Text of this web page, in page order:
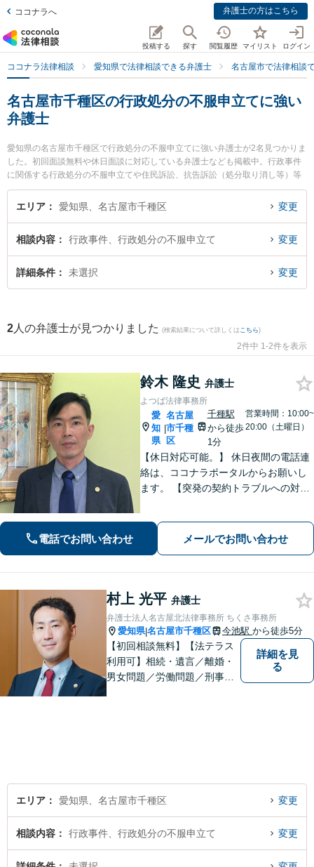
ココナラへ 弁護士の方はこちら
投稿する 探す 閲覧履歴 マイリスト ログイン
ココナラ法律相談 愛知県で法律相談できる弁護士 名古屋市で法律相談
名古屋市千種区の行政処分の不服申立てに強い
弁護士
愛知県の名古屋市千種区で行政処分の不服申立てに強い弁護士が2名見つかりま
した。初回面談無料や休日面談に対応している弁護士なども掲載中。行政事件
に関係する行政処分の不服申立てや住民訴訟、抗告訴訟（処分取り消し等）等
の細かな分野での絞り込み検索もでき便利です。特によつば法律事務所の鈴木
隆史弁護士や弁護士法人名古屋北法律事務所 ちくさ事務所の村上 光平弁護士の
士に相談したい』『行政処分の不服申立てのトラブル解決の実績豊富な近くの
弁護士を検索したい』『初回相談無料で行政処分の不服申立てを法律相談でき
る名古屋市千種区内の弁護士に相談予約したい』などでお困りの相談者さんに
エリア 愛知県、名古屋市千種区 変更
相談内容 行政事件、行政処分の不服申立て 変更
詳細条件 未選択 変更
2 人の弁護士が見つかりました (検索結果について詳しくは こちら)
2件中 1-2件を表示
鈴木 隆史 弁護士
よつば法律事務所
愛
知
県
|
名古屋
市千種
区
千種駅
から徒歩
1分
営業時間：10:00~
20:00（土曜日）
【休日対応可能。】 休日夜間の電話連
絡は、ココナラポータルからお願いし
ます。 【突発の契約トラブルへの対応
籍」トラブル等に対し状況に応じて適
切に問題解決を図ります。
電話でお問い合わせ メールでお問い合わせ
村上 光平 弁護士
弁護士法人名古屋北法律事務所 ちくさ事務所
愛知県|名古屋市千種区 今池駅 から徒歩5分
【初回相談無料】【法テラス
利用可】相続・遺言／離婚・
男女問題／労働問題／刑事事
分】
詳細を見
る
エリア 愛知県、名古屋市千種区 変更
相談内容 行政事件、行政処分の不服申立て 変更